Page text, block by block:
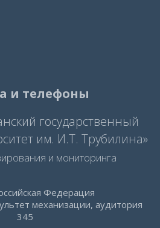
и телефоны
государственный
им. И.Т. Трубилина»
и мониторинга
Федерация
механизации, аудитория
345